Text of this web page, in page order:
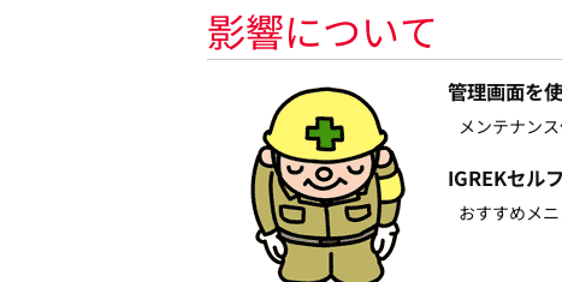
影響について
管理画面を
メンテナン
IGREKセル
おすすめメ